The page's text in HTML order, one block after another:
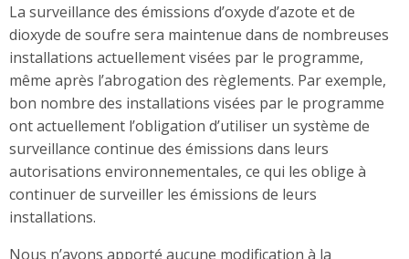
La surveillance des émissions d’oxyde d’azote et de
dioxyde de soufre sera maintenue dans de nombreuses
installations actuellement visées par le programme,
même après l’abrogation des règlements. Par exemple,
bon nombre des installations visées par le programme
ont actuellement l’obligation d’utiliser un système de
surveillance continue des émissions dans leurs
autorisations environnementales, ce qui les oblige à
continuer de surveiller les émissions de leurs
installations.
Nous n’avons apporté aucune modification à la